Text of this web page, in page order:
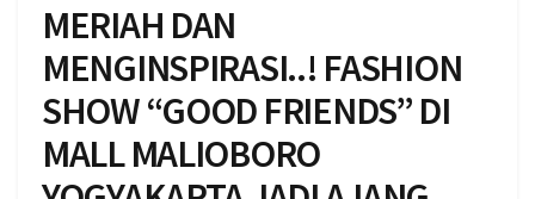
MERIAH DAN
MENGINSPIRASI..! FASHION
SHOW “GOOD FRIENDS” DI
MALL MALIOBORO